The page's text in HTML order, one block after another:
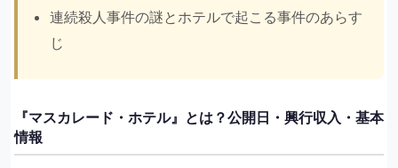
連続殺人事件の謎とホテルで起こる事件のあらす
じ
『マスカレード・ホテル』とは？公開日・興行収入・基本
情報